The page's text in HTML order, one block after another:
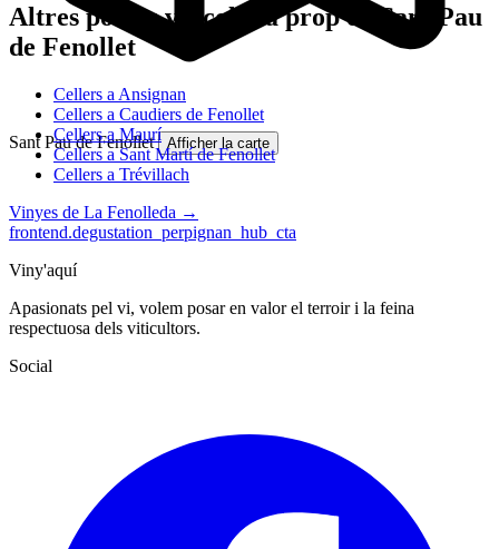
Sant Pau de Fenollet Afficher la carte
Altres pobles vitícoles a prop de Sant Pau
de Fenollet
Cellers a Ansignan
Cellers a Caudiers de Fenollet
Cellers a Maurí
Cellers a Sant Martí de Fenollet
Cellers a Trévillach
Vinyes de La Fenolleda →
frontend.degustation_perpignan_hub_cta
Viny'aquí
Apasionats pel vi, volem posar en valor el terroir i la feina
respectuosa dels viticultors.
Social